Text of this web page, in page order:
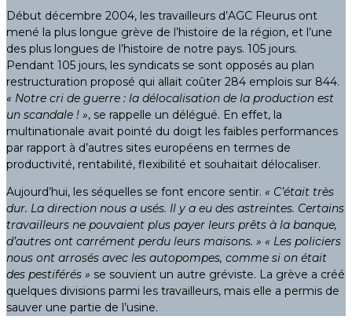
Début décembre 2004, les travailleurs d’AGC Fleurus ont
mené la plus longue grève de l’histoire de la région, et l’une
des plus longues de l’histoire de notre pays. 105 jours.
Pendant 105 jours, les syndicats se sont opposés au plan
restructuration proposé qui allait coûter 284 emplois sur 844.
« Notre cri de guerre : la délocalisation de la production est
un scandale ! », se rappelle un délégué. En effet, la
multinationale avait pointé du doigt les faibles performances
par rapport à d’autres sites européens en termes de
productivité, rentabilité, flexibilité et souhaitait délocaliser.
Aujourd’hui, les séquelles se font encore sentir. « C’était très
dur. La direction nous a usés. Il y a eu des astreintes. Certains
travailleurs ne pouvaient plus payer leurs prêts à la banque,
d’autres ont carrément perdu leurs maisons. » « Les policiers
nous ont arrosés avec les autopompes, comme si on était
des pestiférés » se souvient un autre gréviste. La grève a créé
quelques divisions parmi les travailleurs, mais elle a permis de
sauver une partie de l’usine.